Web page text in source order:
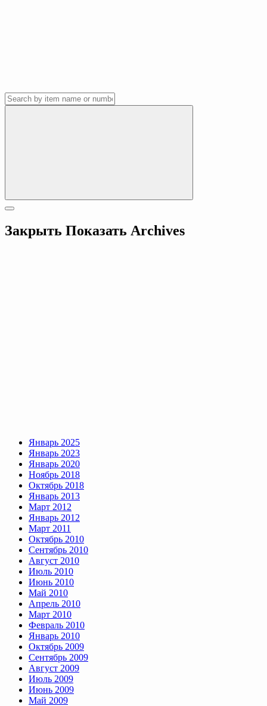
Закрыть Показать Archives
Январь 2025
Январь 2023
Январь 2020
Ноябрь 2018
Октябрь 2018
Январь 2013
Март 2012
Январь 2012
Март 2011
Октябрь 2010
Сентябрь 2010
Август 2010
Июль 2010
Июнь 2010
Май 2010
Апрель 2010
Март 2010
Февраль 2010
Январь 2010
Октябрь 2009
Сентябрь 2009
Август 2009
Июль 2009
Июнь 2009
Май 2009